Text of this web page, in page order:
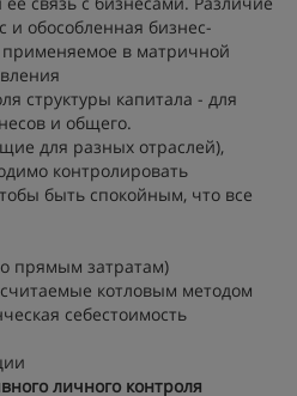
и обособленная бизнес-
применяемое в матричной
структуры капитала - для
и общего.
для разных отраслей),
контролировать
быть спокойным, что все
прямым затратам)
котловым методом
себестоимость
личного контроля